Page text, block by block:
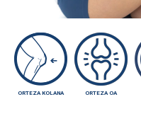
ORTEZA KOLANA ORTEZA OA